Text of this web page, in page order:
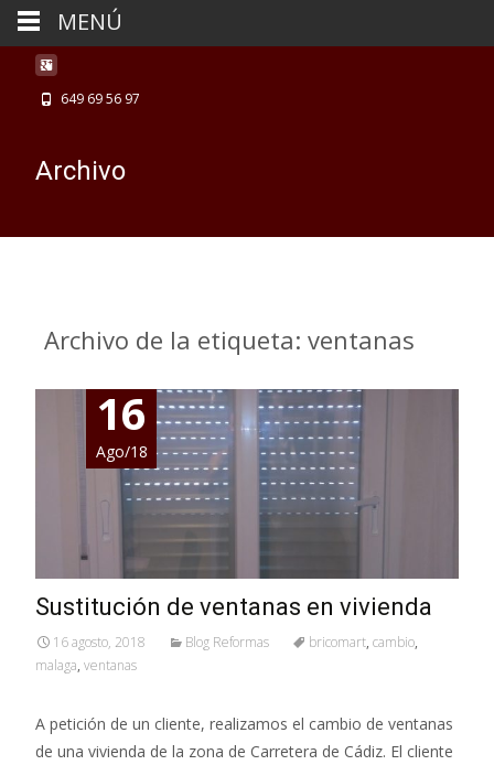
649 69 56 97
Archivo
Archivo de la etiqueta: ventanas
16
Ago/18
Sustitución de ventanas en vivienda
16 agosto, 2018 Blog Reformas bricomart, cambio,
malaga, ventanas
A petición de un cliente, realizamos el cambio de ventanas
de una vivienda de la zona de Carretera de Cádiz. El cliente
MENÚ